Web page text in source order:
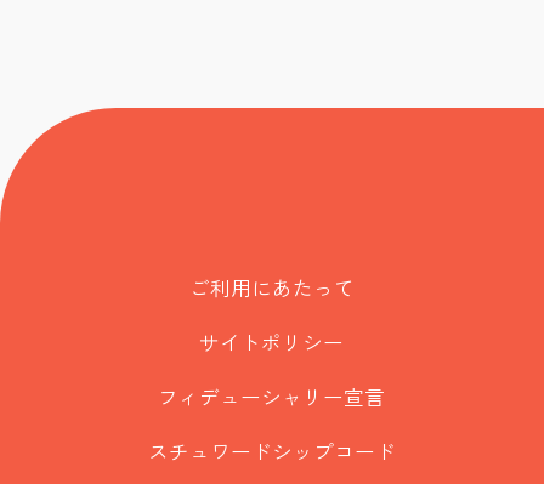
ご利用にあたって
サイトポリシー
フィデューシャリー宣言
スチュワードシップコード